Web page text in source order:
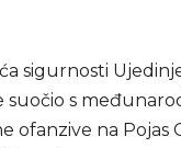
sigurnosti
suočio s
ofanzive na Pojas